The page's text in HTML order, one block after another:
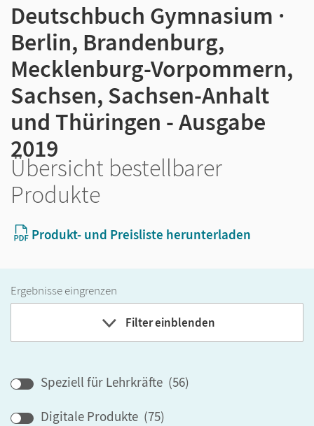
Deutschbuch Gymnasium ·
Berlin, Brandenburg,
Mecklenburg-Vorpommern,
Sachsen, Sachsen-Anhalt
und Thüringen - Ausgabe
2019
Übersicht bestellbarer
Produkte
Produkt- und Preisliste herunterladen
Ergebnisse eingrenzen
Filter einblenden
Klassenstufe
Speziell für Lehrkräfte (56)
Digitale Produkte (75)